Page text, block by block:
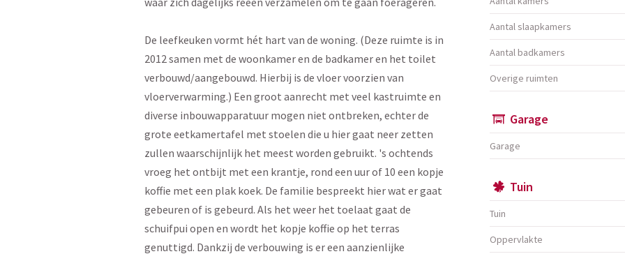
De leefkeuken vormt hét hart van de woning. (Deze ruimte is in
2012 samen met de woonkamer en de badkamer en het toilet
verbouwd/aangebouwd. Hierbij is de vloer voorzien van
vloerverwarming.) Een groot aanrecht met veel kastruimte en
diverse inbouwapparatuur mogen niet ontbreken, echter de
grote eetkamertafel met stoelen die u hier gaat neer zetten
zullen waarschijnlijk het meest worden gebruikt. 's ochtends
vroeg het ontbijt met een krantje, rond een uur of 10 een kopje
koffie met een plak koek. De familie bespreekt hier wat er gaat
gebeuren of is gebeurd. Als het weer het toelaat gaat de
schuifpui open en wordt het kopje koffie op het terras
genuttigd. Dankzij de verbouwing is er een aanzienlijke
Aantal slaapkamers
Aantal badkamers
Overige ruimten
Garage
Garage
Tuin
Tuin
Oppervlakte